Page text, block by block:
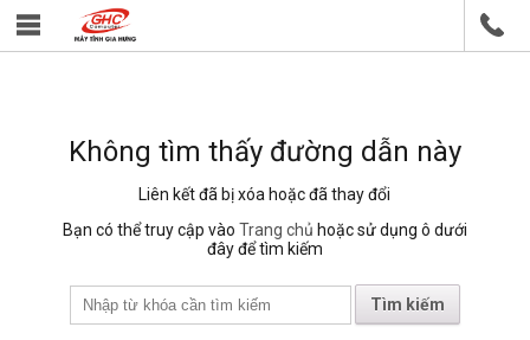
Không tìm thấy đường dẫn này
Liên kết đã bị xóa hoặc đã thay đổi
Bạn có thể truy cập vào Trang chủ hoặc sử dụng ô dưới
đây để tìm kiếm